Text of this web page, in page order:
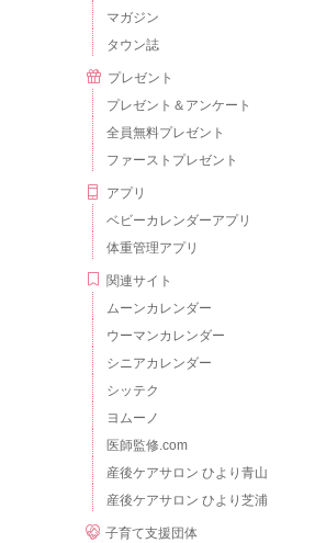
マガジン
タウン誌
プレゼント
プレゼント＆アンケート
全員無料プレゼント
ファーストプレゼント
アプリ
ベビーカレンダーアプリ
体重管理アプリ
関連サイト
ムーンカレンダー
ウーマンカレンダー
シニアカレンダー
シッテク
ヨムーノ
医師監修.com
産後ケアサロン ひより青山
産後ケアサロン ひより芝浦
子育て支援団体